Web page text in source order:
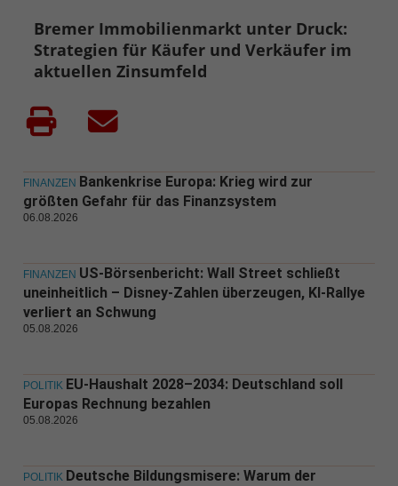
Bremer Immobilienmarkt unter Druck:
Strategien für Käufer und Verkäufer im
aktuellen Zinsumfeld
FINANZEN Bankenkrise Europa: Krieg wird zur
größten Gefahr für das Finanzsystem
06.08.2026
FINANZEN US-Börsenbericht: Wall Street schließt
uneinheitlich – Disney-Zahlen überzeugen, KI-Rallye
verliert an Schwung
05.08.2026
POLITIK EU-Haushalt 2028–2034: Deutschland soll
Europas Rechnung bezahlen
05.08.2026
POLITIK Deutsche Bildungsmisere: Warum der